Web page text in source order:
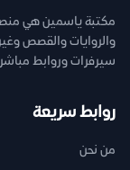
مكتبة ياسمين هي منصة
سيرفرات وروابط
روابط سريعة
من نحن